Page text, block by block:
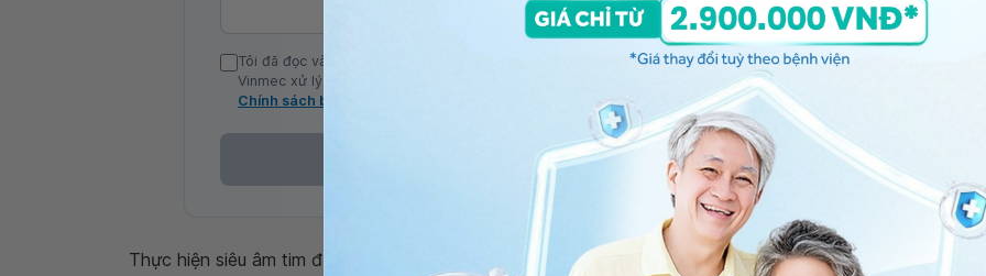
Tôi đã đọc và đồng ý với Chính sách bảo vệ dữ liệu cá nhân của Vinmec và chấp thuận để
Vinmec xử lý DLCN của tôi theo quy định của pháp luật về bảo vệ DLCN.
Chính sách bảo mật
Đăng Ký
Thực hiện siêu âm tim định kỳ giúp phát hiện tổn thương sớm, theo dõi diễn tiến bệnh lý và điều